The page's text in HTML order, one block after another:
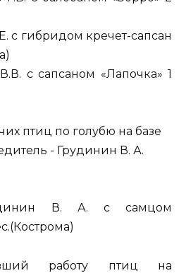
с гибридом кречет-сапсан
с сапсаном «Лапочка» 1
В. А. с самцом
работу птиц на